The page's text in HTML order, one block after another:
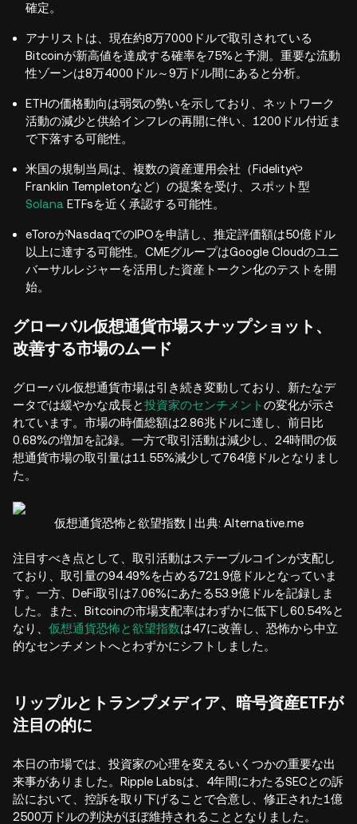
確定。
アナリストは、現在約8万7000ドルで取引されている
Bitcoinが新高値を達成する確率を75%と予測。重要な流動
性ゾーンは8万4000ドル～9万ドル間にあると分析。
ETHの価格動向は弱気の勢いを示しており、ネットワーク
活動の減少と供給インフレの再開に伴い、1200ドル付近ま
で下落する可能性。
米国の規制当局は、複数の資産運用会社（Fidelityや
Franklin Templetonなど）の提案を受け、スポット型
Solana ETFsを近く承認する可能性。
eToroがNasdaqでのIPOを申請し、推定評価額は50億ドル
以上に達する可能性。CMEグループはGoogle Cloudのユニ
バーサルレジャーを活用した資産トークン化のテストを開
始。
グローバル仮想通貨市場スナップショット、
改善する市場のムード
グローバル仮想通貨市場は引き続き変動しており、新たなデ
ータでは緩やかな成長と投資家のセンチメントの変化が示さ
れています。市場の時価総額は2.86兆ドルに達し、前日比
0.68%の増加を記録。一方で取引活動は減少し、24時間の仮
想通貨市場の取引量は11.55%減少して764億ドルとなりまし
た。
仮想通貨恐怖と欲望指数 | 出典: Alternative.me
注目すべき点として、取引活動はステーブルコインが支配し
ており、取引量の94.49%を占める721.9億ドルとなっていま
す。一方、DeFi取引は7.06%にあたる53.9億ドルを記録しま
した。また、Bitcoinの市場支配率はわずかに低下し60.54%と
なり、 仮想通貨恐怖と欲望指数は47に改善し、恐怖から中立
的なセンチメントへとわずかにシフトしました。
リップルとトランプメディア、暗号資産ETFが
注目の的に
本日の市場では、投資家の心理を変えるいくつかの重要な出
来事がありました。Ripple Labsは、4年間にわたるSECとの訴
訟において、控訴を取り下げることで合意し、修正された1億
2500万ドルの判決がほぼ維持されることとなりました。